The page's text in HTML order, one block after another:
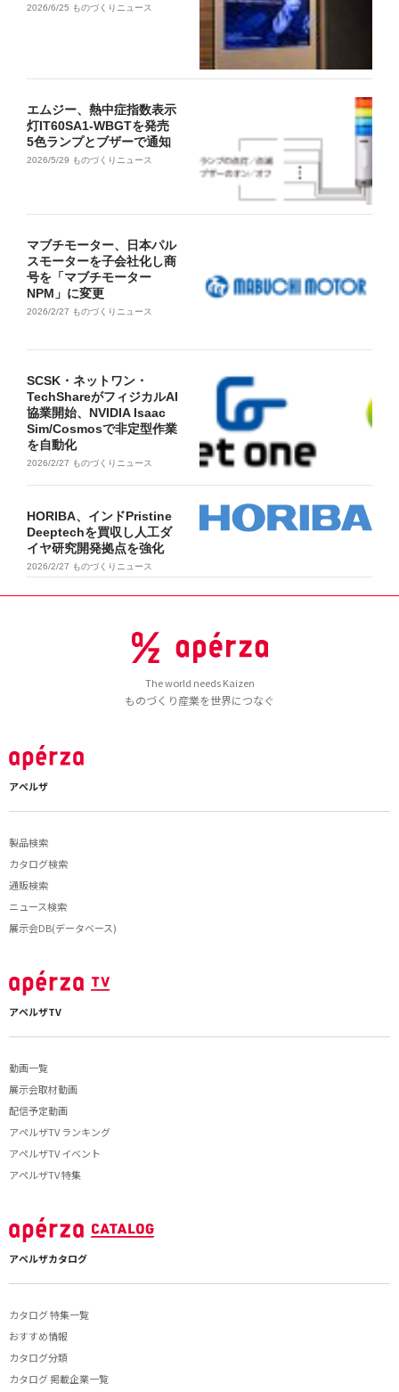
2026/6/25 ものづくりニュース
エムジー、熱中症指数表示
灯IT60SA1-WBGTを発売
5色ランプとブザーで通知
2026/5/29 ものづくりニュース
マブチモーター、日本パル
スモーターを子会社化し商
号を「マブチモーター
NPM」に変更
2026/2/27 ものづくりニュース
SCSK・ネットワン・
TechShareがフィジカルAI
協業開始、NVIDIA Isaac
Sim/Cosmosで非定型作業
を自動化
2026/2/27 ものづくりニュース
HORIBA、インドPristine
Deeptechを買収し人工ダ
イヤ研究開発拠点を強化
2026/2/27 ものづくりニュース
The world needs Kaizen
ものづくり産業を世界につなぐ
アペルザ
製品検索
カタログ検索
通販検索
ニュース検索
展示会DB(データベース)
アペルザTV
動画一覧
展示会取材動画
配信予定動画
アペルザTV ランキング
アペルザTV イベント
アペルザTV 特集
アペルザカタログ
カタログ 特集一覧
おすすめ情報
カタログ分類
カタログ 掲載企業一覧